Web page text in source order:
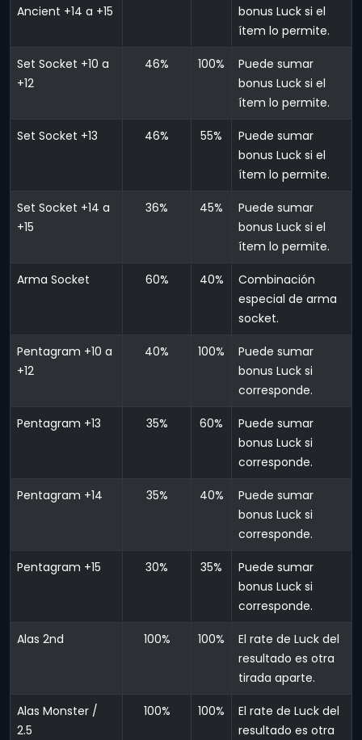
Ancient +14 a +15
bonus Luck si el
ítem lo permite.
Set Socket +10 a
+12
46% 100%
Puede sumar
bonus Luck si el
ítem lo permite.
Set Socket +13 46% 55%
Puede sumar
bonus Luck si el
ítem lo permite.
Set Socket +14 a
+15
36% 45%
Puede sumar
bonus Luck si el
ítem lo permite.
Arma Socket 60% 40%
Combinación
especial de arma
socket.
Pentagram +10 a
+12
40% 100%
Puede sumar
bonus Luck si
corresponde.
Pentagram +13 35% 60%
Puede sumar
bonus Luck si
corresponde.
Pentagram +14 35% 40%
Puede sumar
bonus Luck si
corresponde.
Pentagram +15 30% 35%
Puede sumar
bonus Luck si
corresponde.
Alas 2nd 100% 100%
El rate de Luck del
resultado es otra
tirada aparte.
Alas Monster /
2.5
100% 100%
El rate de Luck del
resultado es otra